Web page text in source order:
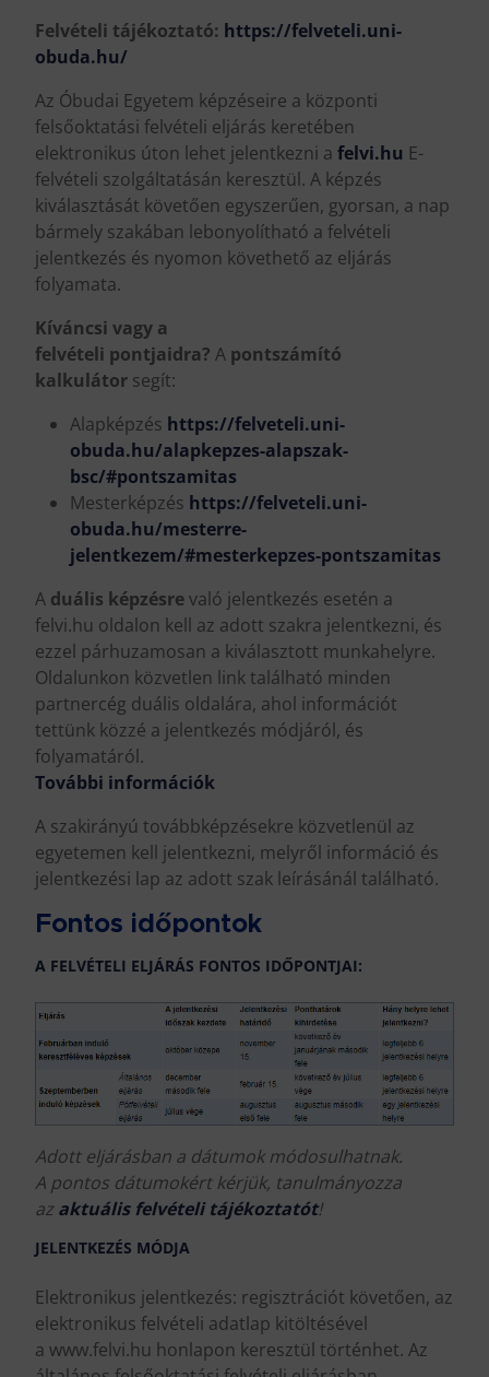
Felvételi tájékoztató: https://felveteli.uni-
obuda.hu/
Az Óbudai Egyetem képzéseire a központi
felsőoktatási felvételi eljárás keretében
elektronikus úton lehet jelentkezni a felvi.hu E-
felvételi szolgáltatásán keresztül. A képzés
kiválasztását követően egyszerűen, gyorsan, a nap
bármely szakában lebonyolítható a felvételi
jelentkezés és nyomon követhető az eljárás
folyamata.
Kíváncsi vagy a
felvételi pontjaidra? A pontszámító
kalkulátor segít:
Alapképzés https://felveteli.uni-
obuda.hu/alapkepzes-alapszak-
bsc/#pontszamitas
Mesterképzés https://felveteli.uni-
obuda.hu/mesterre-
jelentkezem/#mesterkepzes-pontszamitas
A duális képzésrevaló jelentkezés esetén a
felvi.hu oldalon kell az adott szakra jelentkezni, és
ezzel párhuzamosan a kiválasztott munkahelyre.
Oldalunkon közvetlen link található minden
partnercég duális oldalára, ahol információt
tettünk közzé a jelentkezés módjáról, és
folyamatáról.
További információk
A szakirányú továbbképzésekre közvetlenül az
egyetemen kell jelentkezni, melyről információ és
jelentkezési lap az adott szak leírásánál található.
Fontos időpontok
A FELVÉTELI ELJÁRÁS FONTOS IDŐPONTJAI:
Adott eljárásban a dátumok módosulhatnak.
A pontos dátumokért kérjük, tanulmányozza
az aktuális felvételi tájékoztatót!
JELENTKEZÉS MÓDJA
Elektronikus jelentkezés: regisztrációt követően, az
elektronikus felvételi adatlap kitöltésével
a www.felvi.hu honlapon keresztül történhet. Az